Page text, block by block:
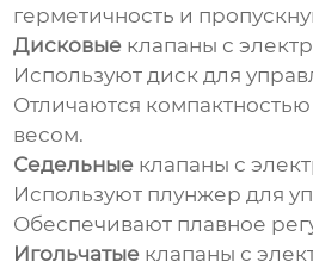
герметичность и
Дисковые клапаны с
Используют диск для
Отличаются
весом.
Седельные клапаны с
Используют плунжер для
Обеспечивают плавное
Игольчатые клапаны с